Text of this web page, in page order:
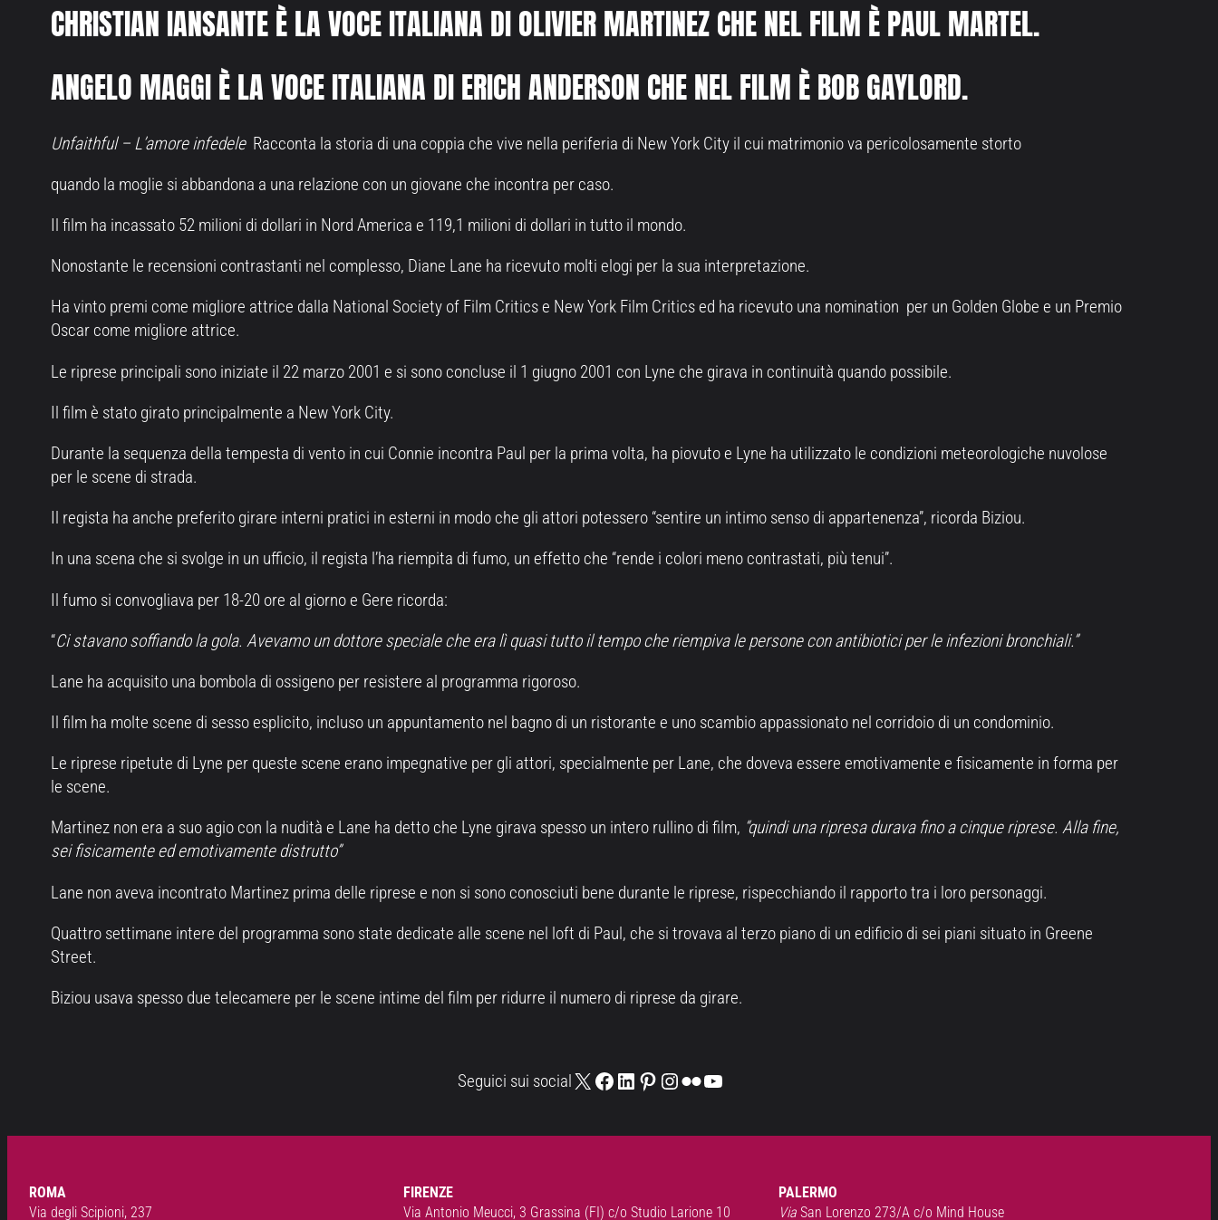
CHRISTIAN IANSANTE È LA VOCE ITALIANA DI OLIVIER MARTINEZ CHE NEL FILM È PAUL MARTEL.
ANGELO MAGGI È LA VOCE ITALIANA DI ERICH ANDERSON CHE NEL FILM È BOB GAYLORD.
Unfaithful – L’amore infedeleRacconta la storia di una coppia che vive nella periferia di New York City il cui matrimonio va pericolosamente storto
quando la moglie si abbandona a una relazione con un giovane che incontra per caso.
Il film ha incassato 52 milioni di dollari in Nord America e 119,1 milioni di dollari in tutto il mondo.
Nonostante le recensioni contrastanti nel complesso, Diane Lane ha ricevuto molti elogi per la sua interpretazione.
Ha vinto premi come migliore attrice dalla National Society of Film Critics e New York Film Critics ed ha ricevuto una nomination per un Golden Globe e un Premio
Oscar come migliore attrice.
Le riprese principali sono iniziate il 22 marzo 2001 e si sono concluse il 1 giugno 2001 con Lyne che girava in continuità quando possibile.
Il film è stato girato principalmente a New York City.
Durante la sequenza della tempesta di vento in cui Connie incontra Paul per la prima volta, ha piovuto e Lyne ha utilizzato le condizioni meteorologiche nuvolose
per le scene di strada.
Il regista ha anche preferito girare interni pratici in esterni in modo che gli attori potessero “sentire un intimo senso di appartenenza”, ricorda Biziou.
In una scena che si svolge in un ufficio, il regista l’ha riempita di fumo, un effetto che “rende i colori meno contrastati, più tenui”.
Il fumo si convogliava per 18-20 ore al giorno e Gere ricorda:
“Ci stavano soffiando la gola. Avevamo un dottore speciale che era lì quasi tutto il tempo che riempiva le persone con antibiotici per le infezioni bronchiali.”
Lane ha acquisito una bombola di ossigeno per resistere al programma rigoroso.
Il film ha molte scene di sesso esplicito, incluso un appuntamento nel bagno di un ristorante e uno scambio appassionato nel corridoio di un condominio.
Le riprese ripetute di Lyne per queste scene erano impegnative per gli attori, specialmente per Lane, che doveva essere emotivamente e fisicamente in forma per
le scene.
Martinez non era a suo agio con la nudità e Lane ha detto che Lyne girava spesso un intero rullino di film, “quindi una ripresa durava fino a cinque riprese. Alla fine,
sei fisicamente ed emotivamente distrutto”
Lane non aveva incontrato Martinez prima delle riprese e non si sono conosciuti bene durante le riprese, rispecchiando il rapporto tra i loro personaggi.
Quattro settimane intere del programma sono state dedicate alle scene nel loft di Paul, che si trovava al terzo piano di un edificio di sei piani situato in Greene
Street.
Biziou usava spesso due telecamere per le scene intime del film per ridurre il numero di riprese da girare.
Seguici sui socialX Facebook
LinkedIn
Pinterest
Instagram
FlickrYouTube
ROMA
Via degli Scipioni, 237
FIRENZE
Via Antonio Meucci, 3 Grassina (FI) c/o Studio Larione 10
PALERMO
Via San Lorenzo 273/A c/o Mind House